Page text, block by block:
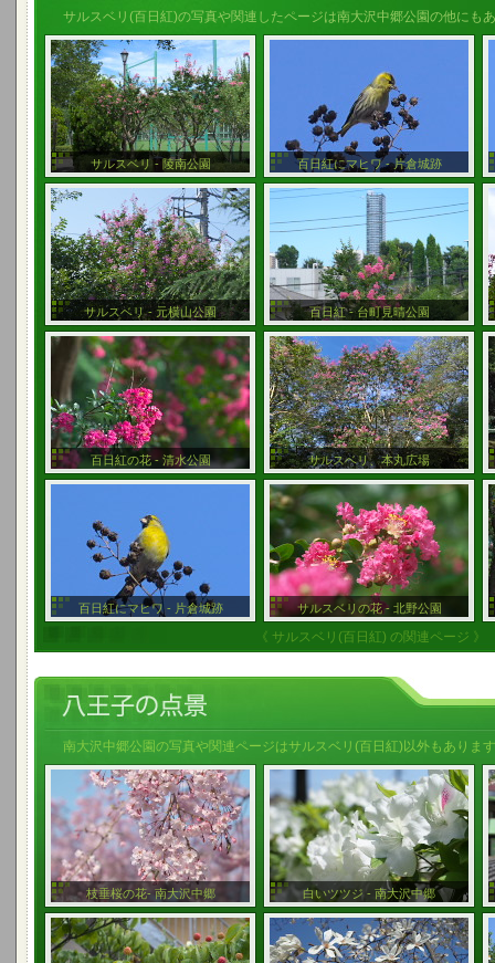
サルスベリ(百日紅)の写真や関連したページは南大沢中郷公園の他にも
サルスベリ - 陵南公園 百日紅にマヒワ - 片倉城跡
サルスベリ - 元横山公園 百日紅 - 台町見晴公園
百日紅の花 - 清水公園 サルスベリ、本丸広場
百日紅にマヒワ - 片倉城跡 サルスベリの花 - 北野公園
《 サルスベリ(百日紅) の関連ページ 》
南大沢中郷公園の写真や関連ページはサルスベリ(百日紅)以外もありま
枝垂桜の花- 南大沢中郷 白いツツジ - 南大沢中郷